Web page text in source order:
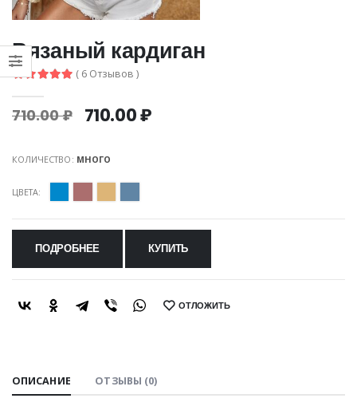
Вязаный кардиган
( 6 Отзывов )
710.00 ₽ 710.00 ₽
КОЛИЧЕСТВО: МНОГО
ЦВЕТА:
ПОДРОБНЕЕ КУПИТЬ
SHARE: ОТЛОЖИТЬ
ОПИСАНИЕ ОТЗЫВЫ (0)